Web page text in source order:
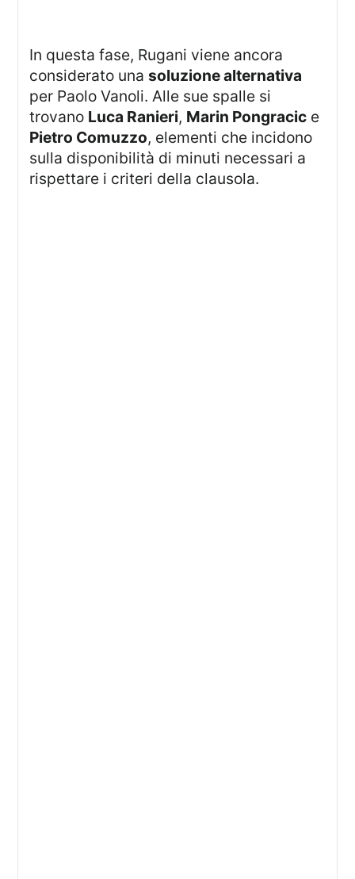
In questa fase, Rugani viene ancora
considerato unasoluzione alternativa
per Paolo Vanoli. Alle sue spalle si
trovano Luca Ranieri, Marin Pongracic e
Pietro Comuzzo, elementi che incidono
sulla disponibilità di minuti necessari a
rispettare i criteri della clausola.